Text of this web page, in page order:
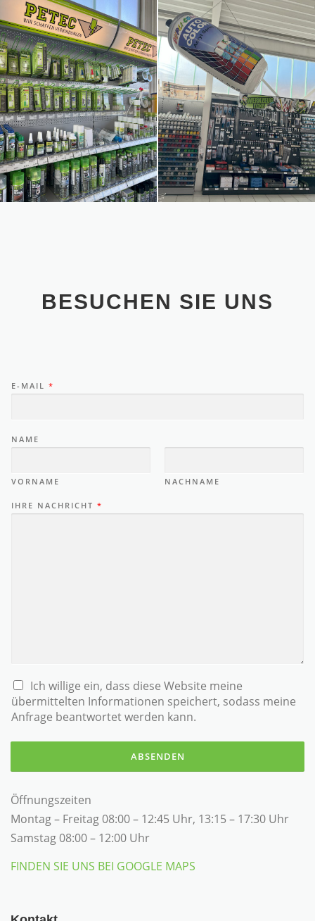
BESUCHEN SIE UNS
E-MAIL *
NAME
VORNAME NACHNAME
IHRE NACHRICHT *
Ich willige ein, dass diese Website meine
übermittelten Informationen speichert, sodass meine
Anfrage beantwortet werden kann.
ABSENDEN
Öffnungszeiten
Montag – Freitag 08:00 – 12:45 Uhr, 13:15 – 17:30 Uhr
Samstag 08:00 – 12:00 Uhr
FINDEN SIE UNS BEI GOOGLE MAPS